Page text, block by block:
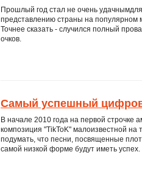
Прошлый год стал не очень
представлению страны на популярном
Точнее сказать - случился полный
очков.
Самый успешный
В начале 2010 года на первой строчке
композиция "TikToK" малоизвестной
подумать, что песни, посвященные
самой низкой форме будут иметь успех.